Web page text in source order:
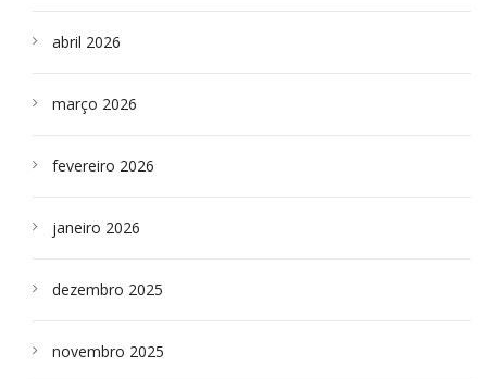
abril 2026
março 2026
fevereiro 2026
janeiro 2026
dezembro 2025
novembro 2025